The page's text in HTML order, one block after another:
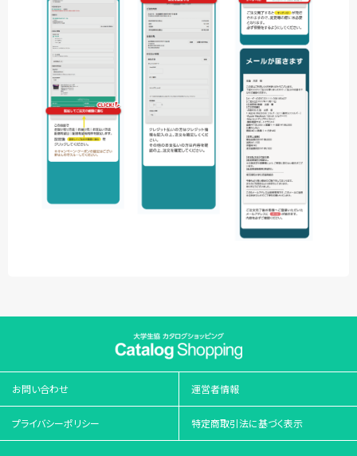
お問い合わせ 運営者情報
プライバシーポリシー 特定商取引法に基づく表示